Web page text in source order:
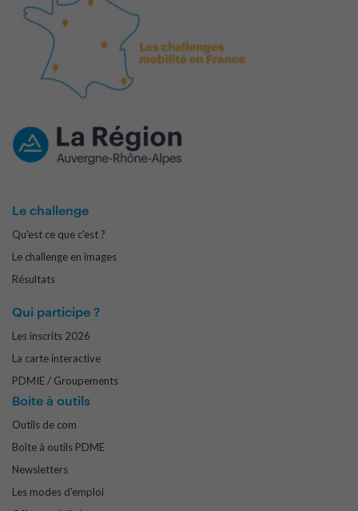
Le challenge
Qu'est ce que c'est ?
Le challenge en images
Résultats
Qui participe ?
Les inscrits 2026
La carte interactive
PDMIE / Groupements
Boite à outils
Outils de com
Boîte à outils PDME
Newsletters
Les modes d'emploi